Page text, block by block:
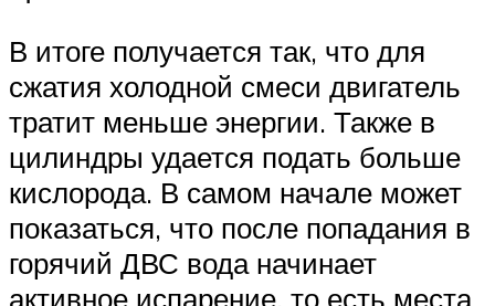
В итоге получается так, что для
сжатия холодной смеси двигатель
тратит меньше энергии. Также в
цилиндры удается подать больше
кислорода. В самом начале может
показаться, что после попадания в
горячий ДВС вода начинает
активное испарение, то есть места